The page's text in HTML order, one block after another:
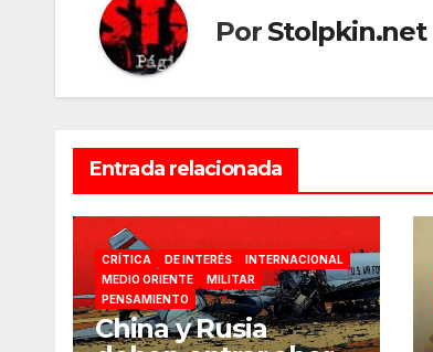
Por Stolpkin.net
Entrada relacionada
CRÍTICA DE INTERÉS
INTERNACIONAL
MEDIO ORIENTE
MILITAR
PENSAMIENTO
China y Rusia